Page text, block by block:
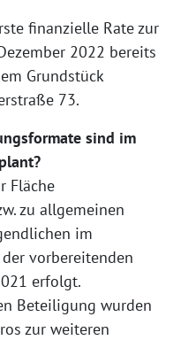
finanzielle Rate zur
2022 bereits
Grundstück
73.
sind im
Fläche
zu allgemeinen
im
vorbereitenden
erfolgt.
Beteiligung wurden
zur weiteren